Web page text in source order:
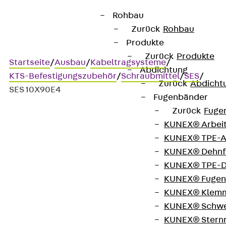
Rohbau
Zurück Rohbau
Produkte
Zurück Produkte
Abdichtung
Zurück
Fugenbänder
Zurück
KUNEX®
KUNEX®
KUNEX®
KUNEX®
KUNEX®
KUNEX®
KUNEX®
KUNEX®
Startseite/Ausbau/Kabeltragsysteme/
KTS-Befestigungszubehör/Schraubmittel/SES/
SES 10X90E4
Sechskantschraube
Sechskantschraube, DIN